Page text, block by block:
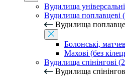
Вудилища
Вудилища поплавцеві
Вудилища
Болонські,
Махові (без
Вудилища спінінгові
Вудилища